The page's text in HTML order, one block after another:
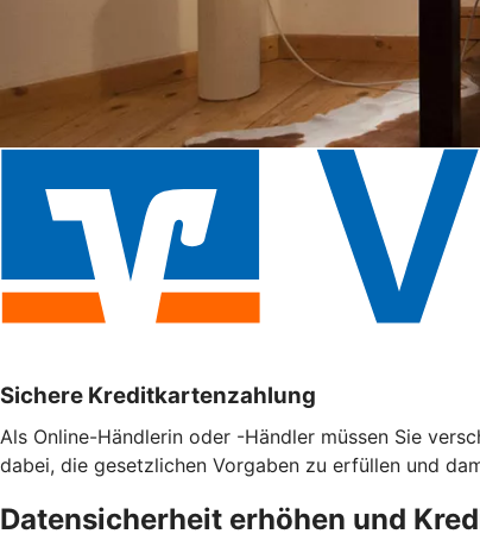
Sichere Kreditkartenzahlung
Als Online-Händlerin oder -Händler müssen Sie
dabei, die gesetzlichen Vorgaben zu erfüllen und
Datensicherheit erhöhen und